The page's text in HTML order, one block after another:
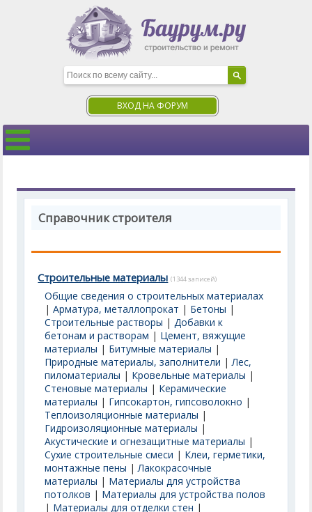
ВХОД НА ФОРУМ
Справочник строителя
Строительные материалы (1344 записей)
Общие сведения о строительных материалах
|Арматура, металлопрокат | Бетоны |
Строительные растворы |Добавки к
бетонам и растворам | Цемент, вяжущие
материалы | Битумные материалы |
Природные материалы, заполнители |Лес,
пиломатериалы | Кровельные материалы |
Стеновые материалы | Керамические
материалы | Гипсокартон, гипсоволокно |
Теплоизоляционные материалы |
Гидроизоляционные материалы |
Акустические и огнезащитные материалы |
Сухие строительные смеси | Клеи, герметики,
монтажные пены |Лакокрасочные
материалы | Материалы для устройства
потолков | Материалы для устройства полов
| Материалы для отделки стен |